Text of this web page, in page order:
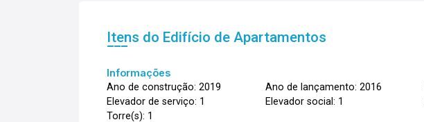
Itens do Edifício de Apartamentos
Informações
Ano de construção: 2019
Ano de lançamento: 2016
Elevador de serviço: 1
Elevador social: 1
Torre(s): 1